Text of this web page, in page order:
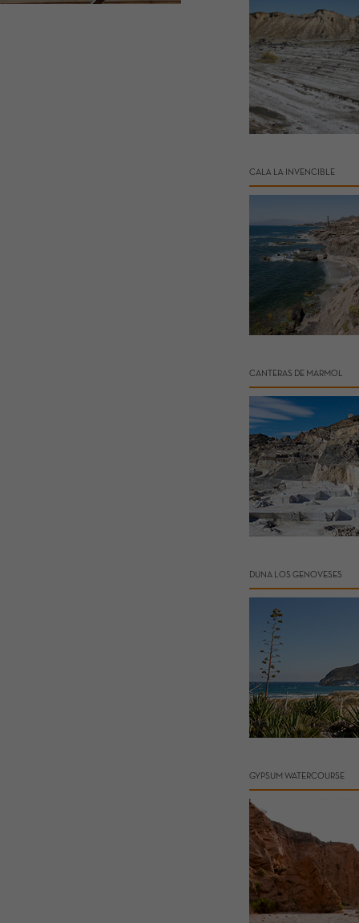
CALA LA INVENCIBLE
CANTERAS DE MARMOL
DUNA LOS GENOVESES
GYPSUM WATERCOURSE